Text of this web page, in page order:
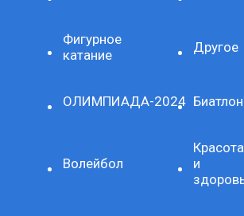
Фигурное
катание
Другое
ОЛИМПИАДА-2024 Биатлон
Волейбол
Красота
и